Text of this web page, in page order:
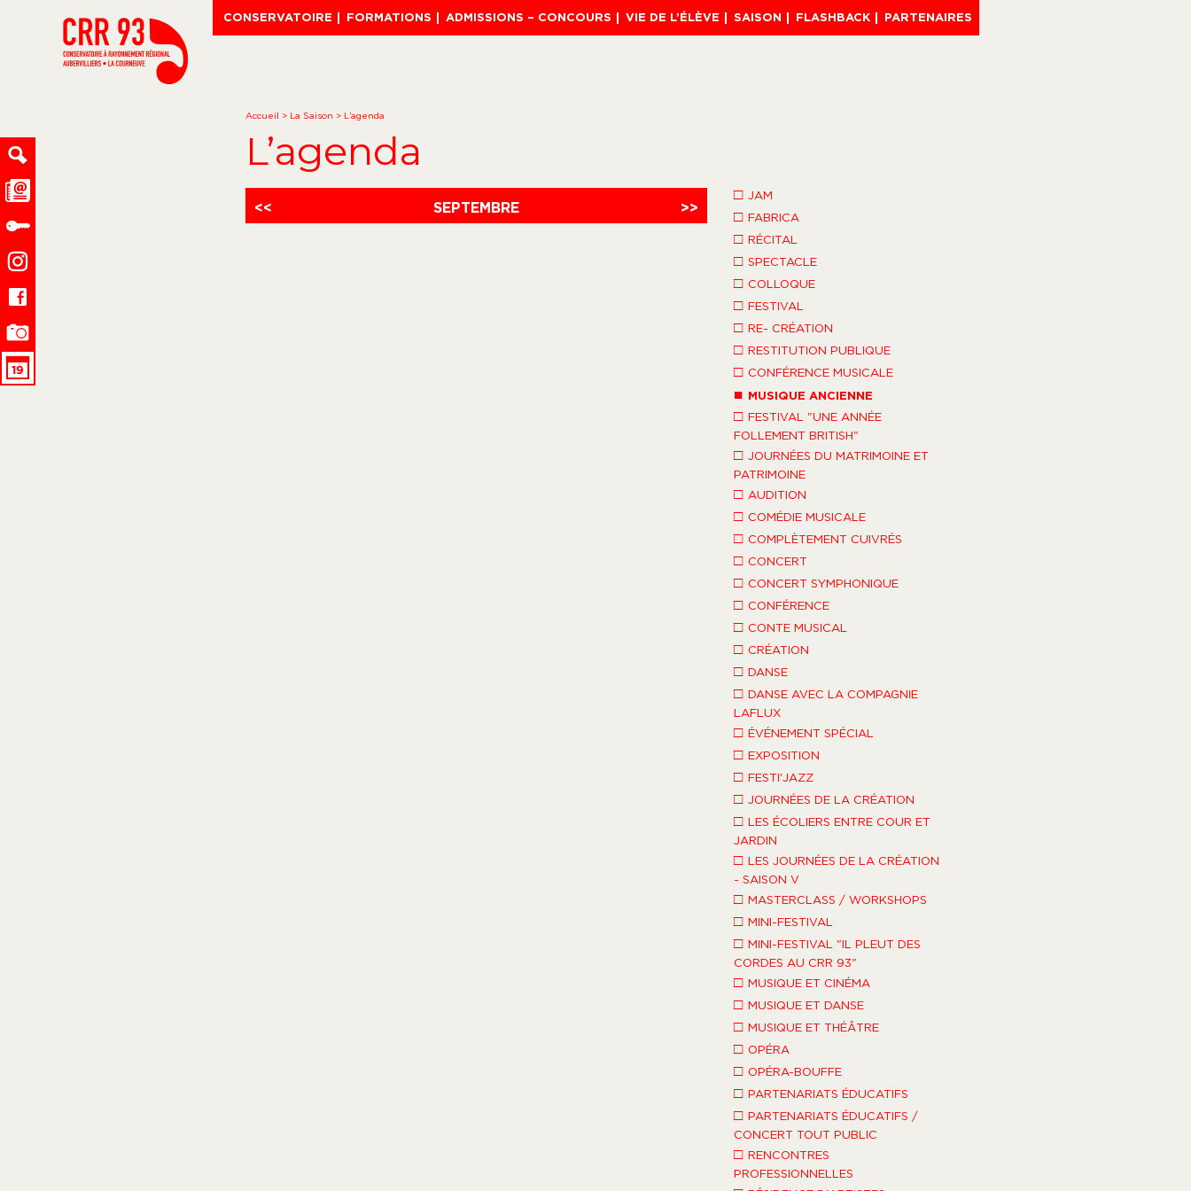
CONSERVATOIRE FORMATIONS ADMISSIONS – CONCOURS VIE DE L’ÉLÈVE SAISON FLASHBACK PARTENAIRES
Accueil > La Saison > L’agenda
L’agenda
<< SEPTEMBRE >>
□ JAM
□ FABRICA
□ RÉCITAL
□ SPECTACLE
□ COLLOQUE
□ FESTIVAL
□ RE- CRÉATION
□ RESTITUTION PUBLIQUE
□ CONFÉRENCE MUSICALE
■ MUSIQUE ANCIENNE
□ FESTIVAL "UNE ANNÉE
FOLLEMENT BRITISH"
□ JOURNÉES DU MATRIMOINE ET
PATRIMOINE
□ AUDITION
□ COMÉDIE MUSICALE
□ COMPLÈTEMENT CUIVRÉS
□ CONCERT
□ CONCERT SYMPHONIQUE
□ CONFÉRENCE
□ CONTE MUSICAL
□ CRÉATION
□ DANSE
□ DANSE AVEC LA COMPAGNIE
LAFLUX
□ ÉVÉNEMENT SPÉCIAL
□ EXPOSITION
□ FESTI'JAZZ
□ JOURNÉES DE LA CRÉATION
□ LES ÉCOLIERS ENTRE COUR ET
JARDIN
□ LES JOURNÉES DE LA CRÉATION
- SAISON V
□ MASTERCLASS / WORKSHOPS
□ MINI-FESTIVAL
□ MINI-FESTIVAL "IL PLEUT DES
CORDES AU CRR 93"
□ MUSIQUE ET CINÉMA
□ MUSIQUE ET DANSE
□ MUSIQUE ET THÉÂTRE
□ OPÉRA
□ OPÉRA-BOUFFE
□ PARTENARIATS ÉDUCATIFS
□ PARTENARIATS ÉDUCATIFS /
CONCERT TOUT PUBLIC
□ RENCONTRES
PROFESSIONNELLES